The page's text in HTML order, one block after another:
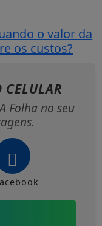
o valor da
os custos?
CELULAR
Folha no seu